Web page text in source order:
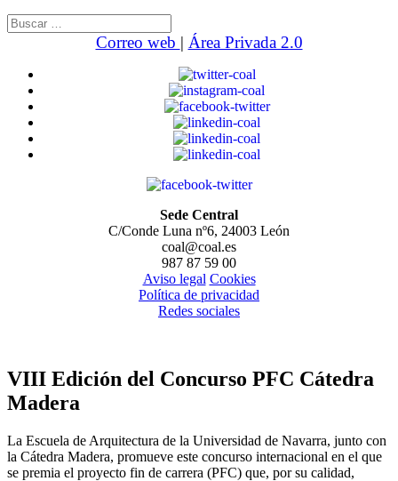
Buscar:
Correo web | Área Privada 2.0
Sede Central
C/Conde Luna nº6, 24003 León
coal@coal.es
987 87 59 00
Aviso legal Cookies
Política de privacidad
Redes sociales
VIII Edición del Concurso PFC Cátedra
Madera
La Escuela de Arquitectura de la Universidad de Navarra, junto con
la Cátedra Madera, promueve este concurso internacional en el que
se premia el proyecto fin de carrera (PFC) que, por su calidad,